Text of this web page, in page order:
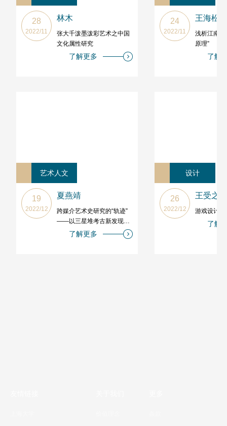
28
2022/11
林木
张大千泼墨泼彩艺术之中国
文化属性研究
了解更多
24
2022/11
王海松
浅析江南传
原理”
了解
艺术人文
19
2022/12
夏燕靖
跨媒介艺术史研究的“轨迹”
——以三星堆考古新发现解
读为例了解更多
设计
26
2022/12
王受之
游戏设计的
了解